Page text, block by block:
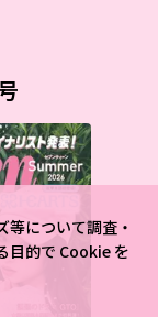
等について調査・
目的で Cookie を